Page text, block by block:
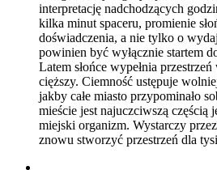
interpretację nadchodzących
kilka minut spaceru, promienie
doświadczenia, a nie tylko o
powinien być wyłącznie startem
Latem słońce wypełnia
cięższy. Ciemność ustępuje
jakby całe miasto przypominało
mieście jest najuczciwszą częścią
miejski organizm. Wystarczy
znowu stworzyć przestrzeń dla